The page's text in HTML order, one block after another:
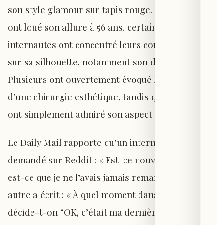
son style glamour sur tapis rouge. Si ses fans
ont loué son allure à 56 ans, certains
internautes ont concentré leurs commentaires
sur sa silhouette, notamment son décolleté.
Plusieurs ont ouvertement évoqué la possibilité
d’une chirurgie esthétique, tandis que d’autres
ont simplement admiré son aspect rajeuni.
Le Daily Mail rapporte qu’un internaute a
demandé sur Reddit : « Est-ce nouveau ? Ou
est-ce que je ne l’avais jamais remarqué ? » Un
autre a écrit : « À quel moment dans sa vie
décide-t-on “OK, c’était ma dernière retouche,